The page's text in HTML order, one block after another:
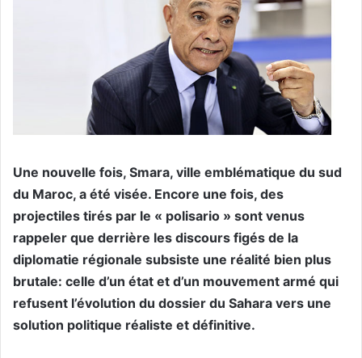
Une nouvelle fois, Smara, ville emblématique du sud
du Maroc, a été visée. Encore une fois, des
projectiles tirés par le « polisario » sont venus
rappeler que derrière les discours figés de la
diplomatie régionale subsiste une réalité bien plus
brutale: celle d’un état et d’un mouvement armé qui
refusent l’évolution du dossier du Sahara vers une
solution politique réaliste et définitive.